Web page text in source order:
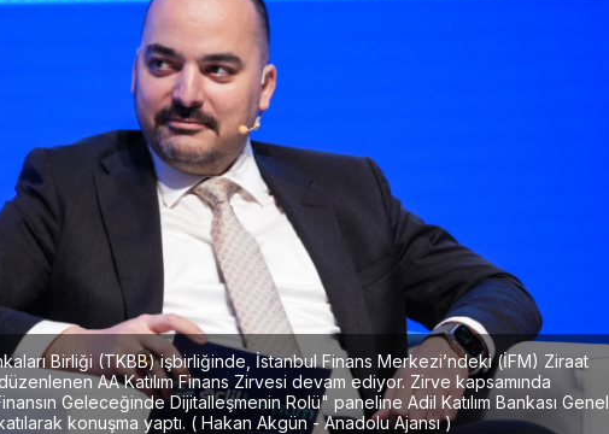
Birliği (TKBB) işbirliğinde, İstanbul Finans Merkezi’ndeki (İFM) Ziraat
AA Katılım Finans Zirvesi devam ediyor. Zirve kapsamında
Geleceğinde Dijitalleşmenin Rolü" paneline Adil Katılım Bankası Genel
konuşma yaptı. ( Hakan Akgün - Anadolu Ajansı )